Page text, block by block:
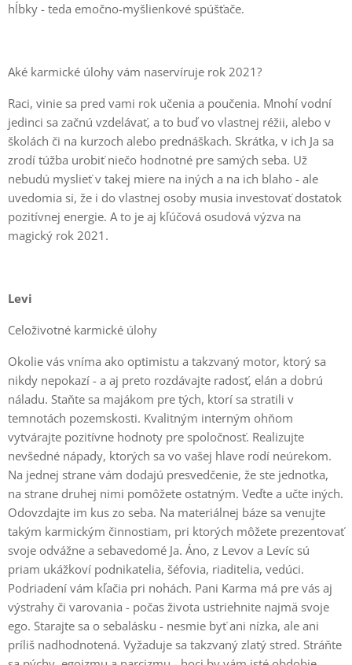
hĺbky - teda emočno-myšlienkové spúšťače.
Aké karmické úlohy vám naservíruje rok 2021?
Raci, vinie sa pred vami rok učenia a poučenia. Mnohí vodní
jedinci sa začnú vzdelávať, a to buď vo vlastnej réžii, alebo v
školách či na kurzoch alebo prednáškach. Skrátka, v ich Ja sa
zrodí túžba urobiť niečo hodnotné pre samých seba. Už
nebudú myslieť v takej miere na iných a na ich blaho - ale
uvedomia si, že i do vlastnej osoby musia investovať dostatok
pozitívnej energie. A to je aj kľúčová osudová výzva na
magický rok 2021.
Levi
Celoživotné karmické úlohy
Okolie vás vníma ako optimistu a takzvaný motor, ktorý sa
nikdy nepokazí - a aj preto rozdávajte radosť, elán a dobrú
náladu. Staňte sa majákom pre tých, ktorí sa stratili v
temnotách pozemskosti. Kvalitným interným ohňom
vytvárajte pozitívne hodnoty pre spoločnosť. Realizujte
nevšedné nápady, ktorých sa vo vašej hlave rodí neúrekom.
Na jednej strane vám dodajú presvedčenie, že ste jednotka,
na strane druhej nimi pomôžete ostatným. Veďte a učte iných.
Odovzdajte im kus zo seba. Na materiálnej báze sa venujte
takým karmickým činnostiam, pri ktorých môžete prezentovať
svoje odvážne a sebavedomé Ja. Áno, z Levov a Levíc sú
priam ukážkoví podnikatelia, šéfovia, riaditelia, vedúci.
Podriadení vám kľačia pri nohách. Pani Karma má pre vás aj
výstrahy či varovania - počas života ustriehnite najmä svoje
ego. Starajte sa o sebalásku - nesmie byť ani nízka, ale ani
príliš nadhodnotená. Vyžaduje sa takzvaný zlatý stred. Stráňte